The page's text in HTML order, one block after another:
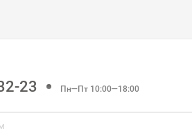
23 Пн—Пт 10:00—18:00